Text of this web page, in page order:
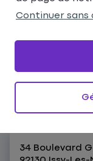
Matmut
Issy-
34 Boulevard
Continuer